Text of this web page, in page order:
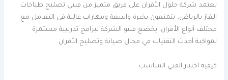
تعتمد شركة حلول الأفران على فريق متميز من فنيي تصليح طباخات
الغاز بالرياض، يتمتعون بخبرة واسعة ومهارات عالية في التعامل مع
مختلف أنواع الأفران. يخضع فنيو الشركة لبرامج تدريبية مستمرة
لمواكبة أحدث التقنيات في مجال صيانة وتصليح الأفران.
كيفية اختيار الفني المناسب